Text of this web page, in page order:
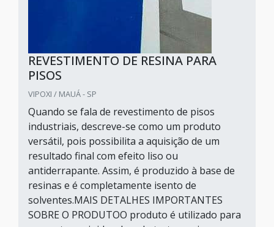
REVESTIMENTO DE RESINA PARA
PISOS
VIPOXI / MAUÁ - SP
Quando se fala de revestimento de pisos
industriais, descreve-se como um produto
versátil, pois possibilita a aquisição de um
resultado final com efeito liso ou
antiderrapante. Assim, é produzido à base de
resinas e é completamente isento de
solventes.MAIS DETALHES IMPORTANTES
SOBRE O PRODUTOO produto é utilizado para